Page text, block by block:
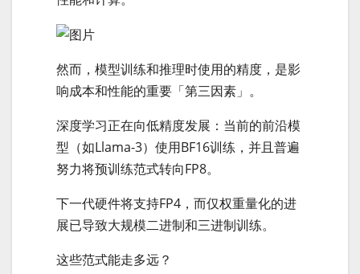
然而，模型训练和推理时使用的精度，是影
响成本和性能的重要「第三因素」。
深度学习正在向低精度发展：当前的前沿模
型（如Llama-3）使用BF16训练，并且普遍
努力将预训练范式转向FP8。
下一代硬件将支持FP4，而仅权重量化的进
展已导致大规模二进制和三进制训练。
这些范式能走多远？